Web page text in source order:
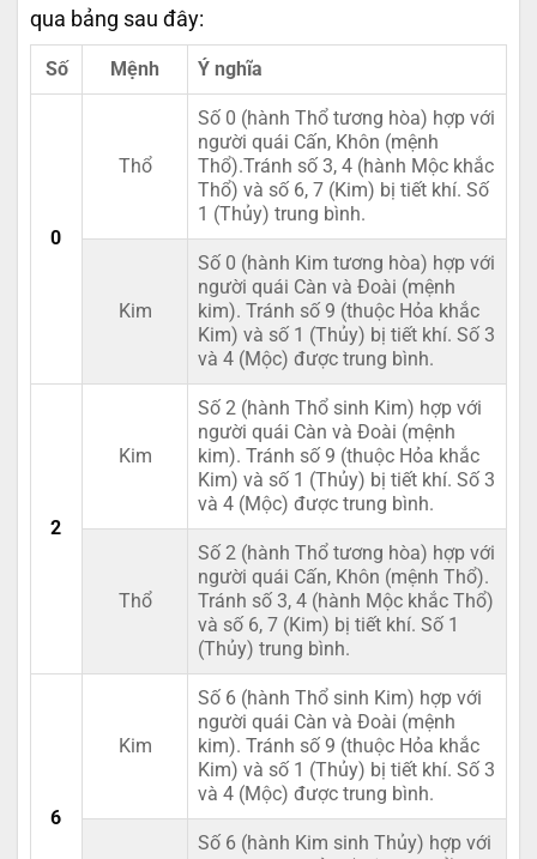
qua bảng sau đây:
Số Mệnh Ý nghĩa
0
Thổ
Số 0 (hành Thổ tương hòa) hợp với
người quái Cấn, Khôn (mệnh
Thổ).Tránh số 3, 4 (hành Mộc khắc
Thổ) và số 6, 7 (Kim) bị tiết khí. Số
1 (Thủy) trung bình.
Kim
Số 0 (hành Kim tương hòa) hợp với
người quái Càn và Đoài (mệnh
kim). Tránh số 9 (thuộc Hỏa khắc
Kim) và số 1 (Thủy) bị tiết khí. Số 3
và 4 (Mộc) được trung bình.
2
Kim
Số 2 (hành Thổ sinh Kim) hợp với
người quái Càn và Đoài (mệnh
kim). Tránh số 9 (thuộc Hỏa khắc
Kim) và số 1 (Thủy) bị tiết khí. Số 3
và 4 (Mộc) được trung bình.
Thổ
Số 2 (hành Thổ tương hòa) hợp với
người quái Cấn, Khôn (mệnh Thổ).
Tránh số 3, 4 (hành Mộc khắc Thổ)
và số 6, 7 (Kim) bị tiết khí. Số 1
(Thủy) trung bình.
6
Kim
Số 6 (hành Thổ sinh Kim) hợp với
người quái Càn và Đoài (mệnh
kim). Tránh số 9 (thuộc Hỏa khắc
Kim) và số 1 (Thủy) bị tiết khí. Số 3
và 4 (Mộc) được trung bình.
Số 6 (hành Kim sinh Thủy) hợp với